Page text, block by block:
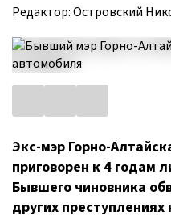
Редактор: Островский
Экс-мэр Горно-
приговорен к 4 годам
Бывшего чиновника
других преступлениях